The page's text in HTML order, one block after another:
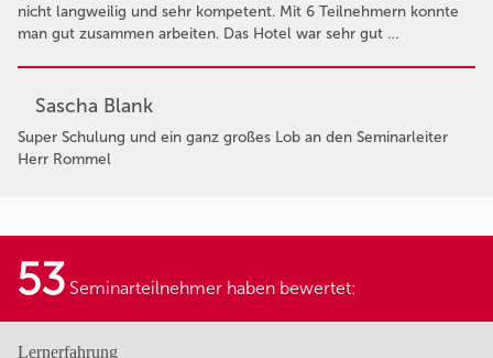
nicht langweilig und sehr kompetent. Mit 6 Teilnehmern konnte
man gut zusammen arbeiten. Das Hotel war sehr gut …
Sascha Blank
Super Schulung und ein ganz großes Lob an den Seminarleiter
Herr Rommel
53 Seminarteilnehmer haben bewertet:
Lernerfahrung